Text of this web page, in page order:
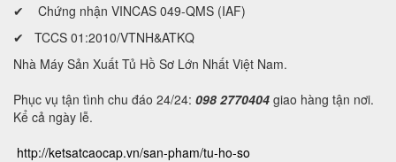
✔ Chứng nhận VINCAS 049-QMS (IAF)
✔ TCCS 01:2010/VTNH&ATKQ
Nhà Máy Sản Xuất Tủ Hồ Sơ Lớn Nhất Việt Nam.
Phục vụ tận tình chu đáo 24/24: 098 2770404 giao hàng tận nơi.
Kể cả ngày lễ.
http://ketsatcaocap.vn/san-pham/tu-ho-so